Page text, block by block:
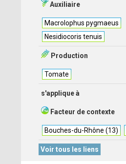
Auxiliaire
Macrolophus pygmaeus
Nesidiocoris tenuis
Production
Tomate
s'applique à
Facteur de contexte
Bouches-du-Rhône (13)
Voir tous les liens